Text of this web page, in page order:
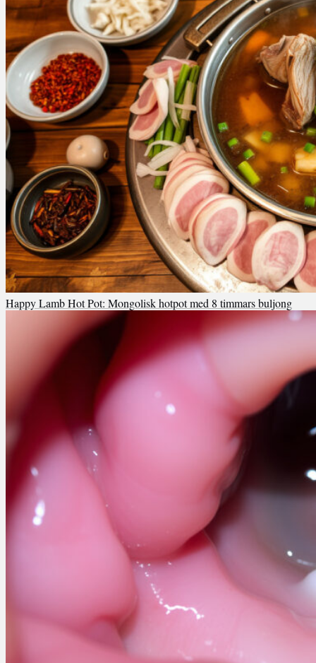
Happy Lamb Hot Pot: Mongolisk hotpot med 8 timmars buljong